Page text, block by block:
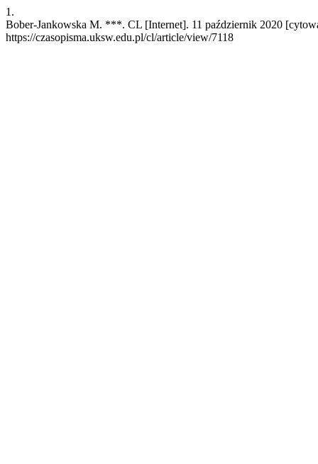
1.
Bober-Jankowska M. ***. CL [Internet]. 11 październik 2020
https://czasopisma.uksw.edu.pl/cl/article/view/7118